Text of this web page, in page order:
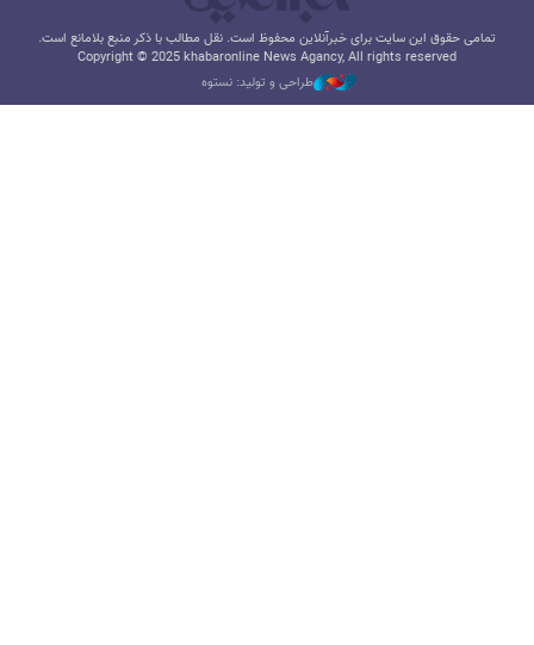
تمامی حقوق این سایت برای خبرآنلاین محفوظ است. نقل مطالب با ذکر منبع بلامانع است.
Copyright © 2025 khabaronline News Agancy, All rights reserved
طراحی و تولید: نستوه